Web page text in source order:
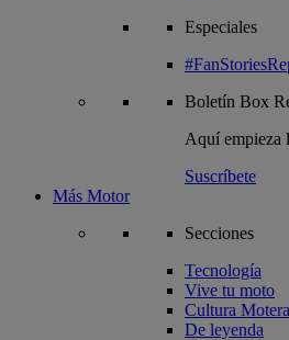
Especiales
Boletín Box
Aquí empieza
Suscríbete
Más Motor
Secciones
Tecnología
Vive tu moto
Cultura Motera
De leyenda